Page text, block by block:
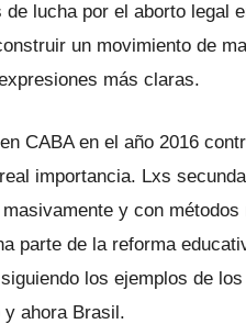
lucha por el aborto legal
un movimiento de
más claras.
CABA en el año 2016
importancia. Lxs
y con
parte de la reforma
los ejemplos de
ahora Brasil.